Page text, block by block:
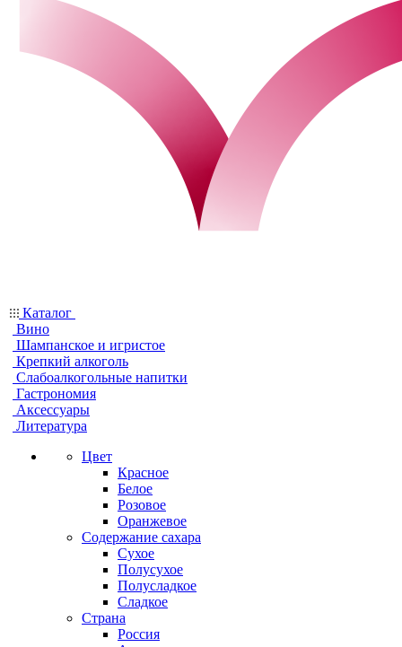
Каталог
Вино
Шампанское и игристое
Крепкий алкоголь
Слабоалкогольные напитки
Гастрономия
Аксессуары
Литература
Цвет
Красное
Белое
Розовое
Оранжевое
Содержание сахара
Сухое
Полусухое
Полусладкое
Сладкое
Страна
Россия